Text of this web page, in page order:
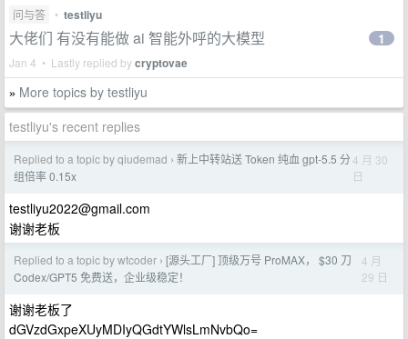
问与答 • testliyu
大佬们 有没有能做 ai 智能外呼的大模型
Jan 4 • Lastly replied bycryptovae
1
» More topics by testliyu
testliyu's recent replies
Replied to a topic by qiudemad › 新上中转站送 Token 纯血 gpt-5.5 分
组倍率 0.15x
4 月 30
日
testliyu2022@gmail.com
谢谢老板
Replied to a topic by wtcoder › [源头工厂] 顶级万号 ProMAX， $30 刀
Codex/GPT5 免费送，企业级稳定！
4 月
29 日
谢谢老板了
dGVzdGxpeXUyMDIyQGdtYWlsLmNvbQo=